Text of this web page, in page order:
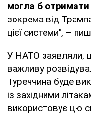
могла б
зокрема від
цієї системи", –
У НАТО заявляли,
важливу
Туреччина буде
із західними
використовує цю